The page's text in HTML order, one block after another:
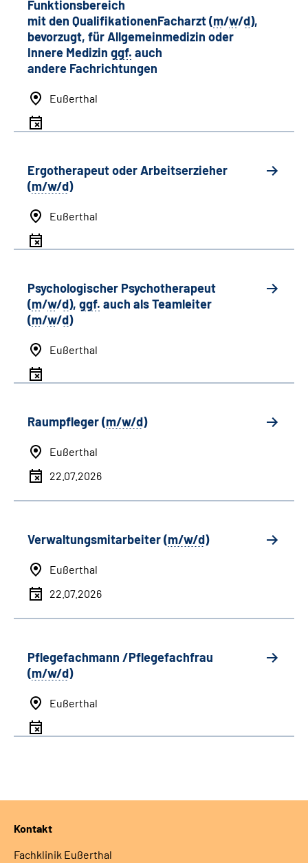
Funktionsbereich
mit den QualifikationenFacharzt (m/w/d),
bevorzugt, für Allgemeinmedizin oder
Innere Medizin ggf. auch
andere Fachrichtungen
Eußerthal
Ergotherapeut oder Arbeitserzieher
(m/w/d)
Eußerthal
Psychologischer Psychotherapeut
(m/w/d), ggf. auch alsTeamleiter
(m/w/d)
Eußerthal
Raumpfleger (m/w/d)
Eußerthal
22.07.2026
Verwaltungsmitarbeiter (m/w/d)
Eußerthal
22.07.2026
Pflegefachmann /Pflegefachfrau
(m/w/d)
Eußerthal
Kontakt
Fachklinik Eußerthal